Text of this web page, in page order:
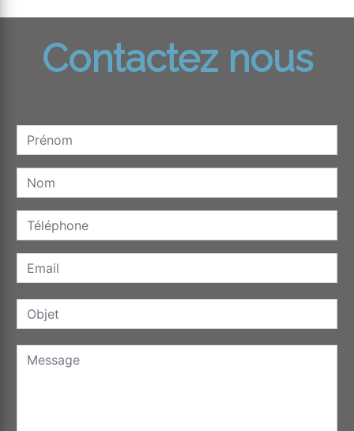
Contactez nous